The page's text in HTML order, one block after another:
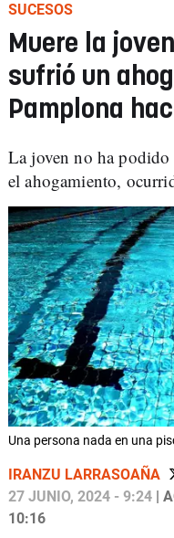
SUCESOS
Muere la
sufrió un
Pamplona
La joven no ha podido
el ahogamiento,
Una persona nada en una
IRANZU LARRASOAÑA
27 JUNIO, 2024 - 9:24 |
10:16